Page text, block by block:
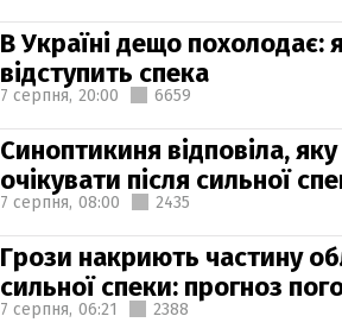
В Україні дещо похолодає:
відступить спека
7 серпня, 20:00 6659
Синоптикиня відповіла,
очікувати після сильної
7 серпня, 08:00 2435
Грози накриють частину
сильної спеки: прогноз
7 серпня, 06:21 2388